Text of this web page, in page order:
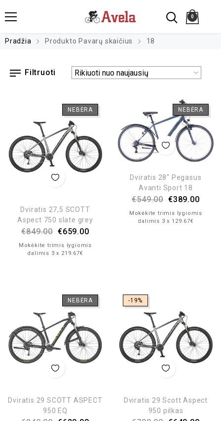
0
Pradžia Produkto Pavarų skaičius 18
Filtruoti
NEBĖRA
Dviratis 27,5 SCOTT
Aspect 750 slate grey
€849.00 €659.00
Mokėkite trimis lygiomis
dalimis 3 x 219.67€
NEBĖRA
Dviratis 28″ Pegasus
Avanti Sport 18
€549.00 €389.00
Mokėkite trimis lygiomis
dalimis 3 x 129.67€
NEBĖRA
Dviratis 29 SCOTT ASPECT
950 EQ
-19%
Dviratis 29 Scott Aspect
950 pilkas